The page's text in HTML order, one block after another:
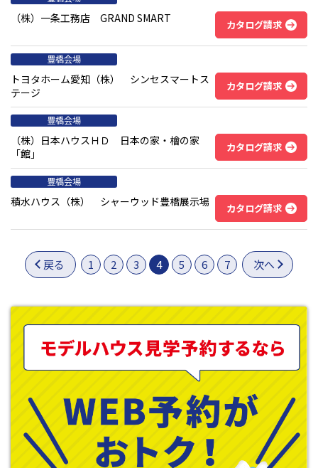
（株）一条工務店 GRAND SMART カタログ請求
豊橋会場
トヨタホーム愛知（株） シンセスマートス
テージ
カタログ請求
豊橋会場
（株）日本ハウスＨＤ 日本の家・檜の家
「館」
カタログ請求
豊橋会場
積水ハウス（株） シャーウッド豊橋展示場 カタログ請求
戻る 1 2 3 4 5 6 7 次へ